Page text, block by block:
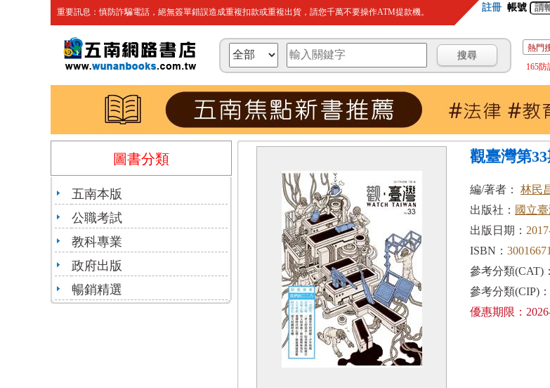
重要訊息：慎防詐騙電話，絕無簽單錯誤造成重複扣款或重複出貨，請您千萬不要操作ATM提款機。 註冊 帳號
熱門
165防
圖書分類
五南本版
公職考試
教科專業
政府出版
暢銷精選
觀臺灣第
編/著者： 林民
出版社： 國立
出版日期：
ISBN： 30016671
參考分類(CAT)：
參考分類(CIP)：
優惠期限：